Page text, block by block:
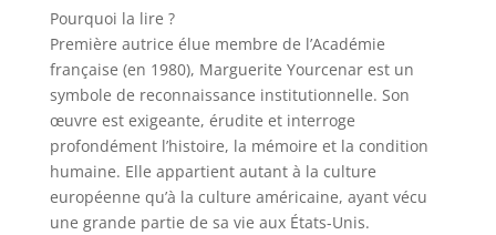
Pourquoi la lire ?
Première autrice élue membre de l’Académie
française (en 1980), Marguerite Yourcenar est un
symbole de reconnaissance institutionnelle. Son
œuvre est exigeante, érudite et interroge
profondément l’histoire, la mémoire et la condition
humaine. Elle appartient autant à la culture
européenne qu’à la culture américaine, ayant vécu
une grande partie de sa vie aux États-Unis.